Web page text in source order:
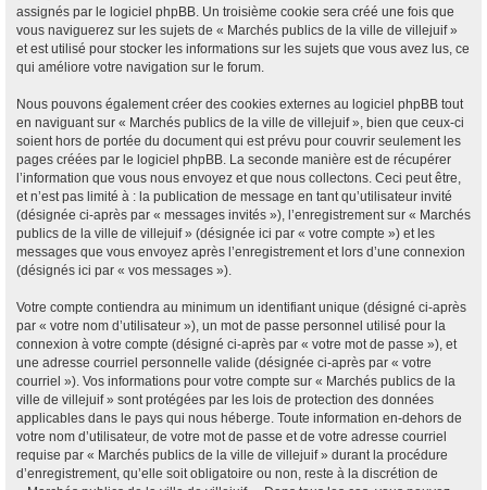
assignés par le logiciel phpBB. Un troisième cookie sera créé une fois que
vous naviguerez sur les sujets de « Marchés publics de la ville de villejuif »
et est utilisé pour stocker les informations sur les sujets que vous avez lus, ce
qui améliore votre navigation sur le forum.
Nous pouvons également créer des cookies externes au logiciel phpBB tout
en naviguant sur « Marchés publics de la ville de villejuif », bien que ceux-ci
soient hors de portée du document qui est prévu pour couvrir seulement les
pages créées par le logiciel phpBB. La seconde manière est de récupérer
l’information que vous nous envoyez et que nous collectons. Ceci peut être,
et n’est pas limité à : la publication de message en tant qu’utilisateur invité
(désignée ci-après par « messages invités »), l’enregistrement sur « Marchés
publics de la ville de villejuif » (désignée ici par « votre compte ») et les
messages que vous envoyez après l’enregistrement et lors d’une connexion
(désignés ici par « vos messages »).
Votre compte contiendra au minimum un identifiant unique (désigné ci-après
par « votre nom d’utilisateur »), un mot de passe personnel utilisé pour la
connexion à votre compte (désigné ci-après par « votre mot de passe »), et
une adresse courriel personnelle valide (désignée ci-après par « votre
courriel »). Vos informations pour votre compte sur « Marchés publics de la
ville de villejuif » sont protégées par les lois de protection des données
applicables dans le pays qui nous héberge. Toute information en-dehors de
votre nom d’utilisateur, de votre mot de passe et de votre adresse courriel
requise par « Marchés publics de la ville de villejuif » durant la procédure
d’enregistrement, qu’elle soit obligatoire ou non, reste à la discrétion de